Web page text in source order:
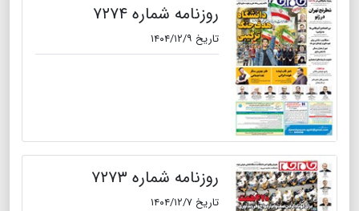
روزنامه شماره ۷۲۷۴
تاریخ ۱۴۰۴/۱۲/۹
روزنامه شماره ۷۲۷۳
تاریخ ۱۴۰۴/۱۲/۷